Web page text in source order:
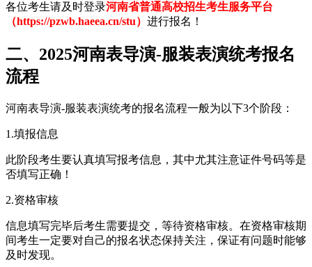
各位考生请及时登录河南省普通高校招生考生服务平台
（https://pzwb.haeea.cn/stu） 进行报名！
二、2025河南表导演-服装表演统考报名
流程
河南表导演-服装表演统考的报名流程一般为以下3个阶段：
1.填报信息
此阶段考生要认真填写报考信息，其中尤其注意证件号码等是
否填写正确！
2.资格审核
信息填写完毕后考生需要提交，等待资格审核。在资格审核期
间考生一定要对自己的报名状态保持关注，保证有问题时能够
及时发现。